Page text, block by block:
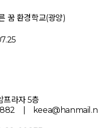
꿈 환경학교(광양)
프라자 5층
| keea@hanmail.n